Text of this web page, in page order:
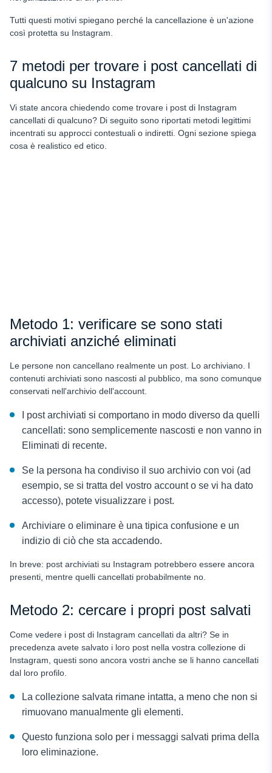
Tutti questi motivi spiegano perché la cancellazione è un'azione
così protetta su Instagram.
7 metodi per trovare i post cancellati di
qualcuno su Instagram
Vi state ancora chiedendo come trovare i post di Instagram
cancellati di qualcuno? Di seguito sono riportati metodi legittimi
incentrati su approcci contestuali o indiretti. Ogni sezione spiega
cosa è realistico ed etico.
Metodo 1: verificare se sono stati
archiviati anziché eliminati
Le persone non cancellano realmente un post. Lo archiviano. I
contenuti archiviati sono nascosti al pubblico, ma sono comunque
conservati nell'archivio dell'account.
I post archiviati si comportano in modo diverso da quelli
cancellati: sono semplicemente nascosti e non vanno in
Eliminati di recente.
Se la persona ha condiviso il suo archivio con voi (ad
esempio, se si tratta del vostro account o se vi ha dato
accesso), potete visualizzare i post.
Archiviare o eliminare è una tipica confusione e un
indizio di ciò che sta accadendo.
In breve: post archiviati su Instagram potrebbero essere ancora
presenti, mentre quelli cancellati probabilmente no.
Metodo 2: cercare i propri post salvati
Come vedere i post di Instagram cancellati da altri? Se in
precedenza avete salvato i loro post nella vostra collezione di
Instagram, questi sono ancora vostri anche se li hanno cancellati
dal loro profilo.
La collezione salvata rimane intatta, a meno che non si
rimuovano manualmente gli elementi.
Questo funziona solo per i messaggi salvati prima della
loro eliminazione.